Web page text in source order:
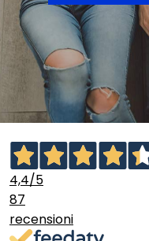
4,4/5
87
recensioni